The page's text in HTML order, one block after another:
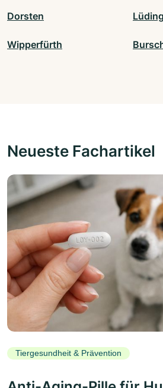
Dorsten
Wipperfürth
Neueste Fachartikel
Tiergesundheit & Prävention